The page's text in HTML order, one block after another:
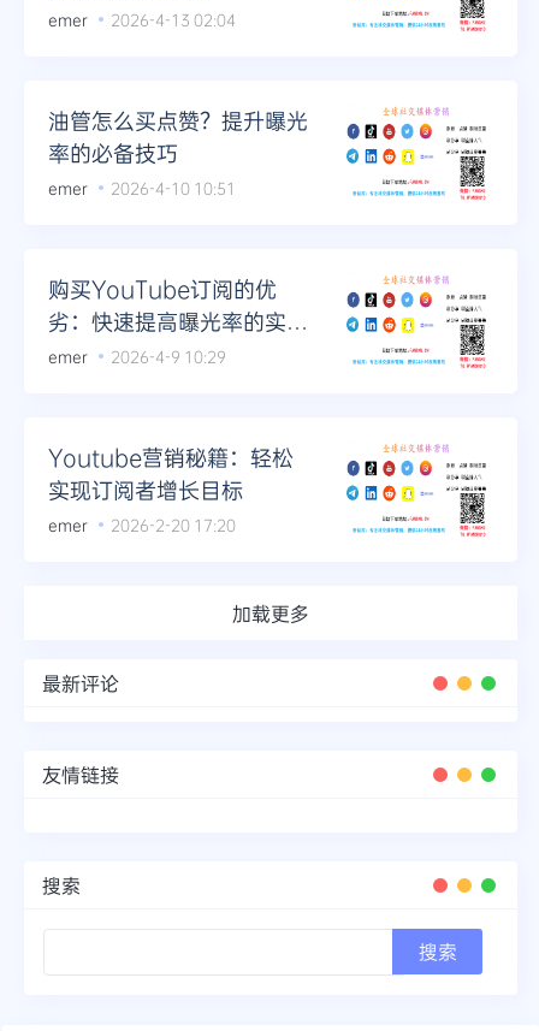
emer 2026-4-13 02:04
油管怎么买点赞？提升曝光
率的必备技巧
emer 2026-4-10 10:51
购买YouTube订阅的优
劣：快速提高曝光率的实用
建议
emer 2026-4-9 10:29
Youtube营销秘籍：轻松
实现订阅者增长目标
emer 2026-2-20 17:20
加载更多
最新评论
友情链接
搜索